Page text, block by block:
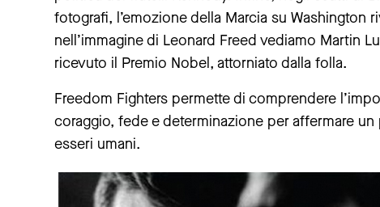
fotografi, l’emozione della Marcia su Washington
nell’immagine di Leonard Freed vediamo Martin
ricevuto il Premio Nobel, attorniato dalla folla.
Freedom Fighters permette di comprendere
coraggio, fede e determinazione per affermare
esseri umani.